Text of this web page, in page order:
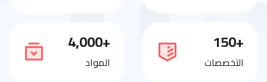
+150
التخصصات
+4,000
المواد